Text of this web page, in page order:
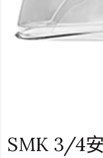
SMK 3/4